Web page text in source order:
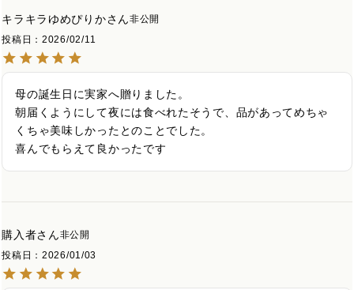
キラキラゆめぴりか
非公開
投稿日
2026/02/11
母の誕生日に実家へ贈りました。
朝届くようにして夜には食べれたそうで、品があってめちゃ
くちゃ美味しかったとのことでした。
喜んでもらえて良かったです
購入者
非公開
投稿日
2026/01/03